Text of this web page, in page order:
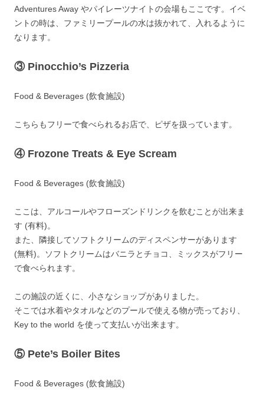
Adventures Away やパイレーツナイトの会場もここです。イベ
ントの時は、ファミリープールの水は抜かれて、入れるように
なります。
③Pinocchio’s Pizzeria
Food & Beverages (飲食施設)
こちらもフリーで食べられるお店で、ピザを扱っています。
④Frozone Treats & Eye Scream
Food & Beverages (飲食施設)
ここは、アルコールやフローズンドリンクを飲むことが出来ま
す (有料)。
また、隣接してソフトクリームのディスペンサーがあります
(無料)。ソフトクリームはバニラとチョコ、ミックスがフリー
で食べられます。
この施設の近くに、小さなショップがありました。
そこでは水着やタオルなどのプールで使える物が売っており、
Key to the world を使って支払いが出来ます。
⑤Pete’s Boiler Bites
Food & Beverages (飲食施設)